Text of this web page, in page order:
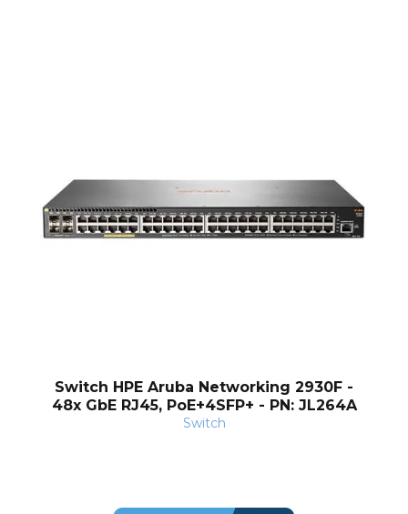
Switch HPE Aruba Networking 2930F -
48x GbE RJ45, PoE+4SFP+ - PN: JL264A
Switch